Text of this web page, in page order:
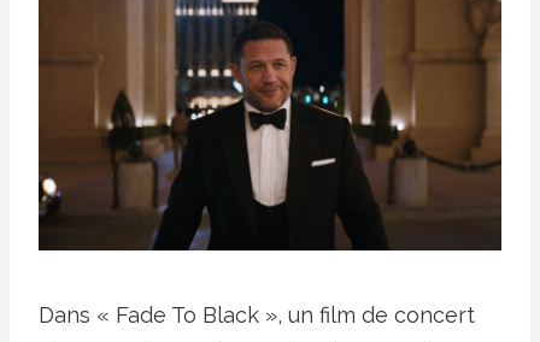
Dans « Fade To Black », un film de concert